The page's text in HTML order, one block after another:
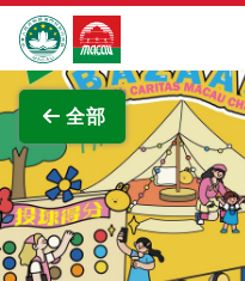
跳至主内容
澳門特別行政區政府旅遊局
全部